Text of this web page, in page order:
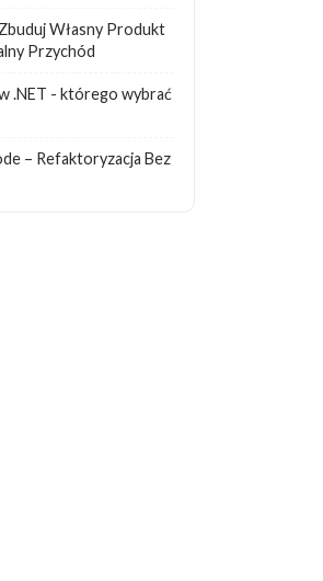
Własny Produkt
Przychód
.NET - którego wybrać
– Refaktoryzacja Bez